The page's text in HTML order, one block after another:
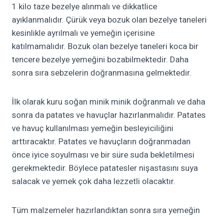
1 kilo taze bezelye alınmalı ve dikkatlice
ayıklanmalıdır. Çürük veya bozuk olan bezelye taneleri
kesinlikle ayrılmalı ve yemeğin içerisine
katılmamalıdır. Bozuk olan bezelye taneleri koca bir
tencere bezelye yemeğini bozabilmektedir. Daha
sonra sıra sebzelerin doğranmasına gelmektedir.
İlk olarak kuru soğan minik minik doğranmalı ve daha
sonra da patates ve havuçlar hazırlanmalıdır. Patates
ve havuç kullanılması yemeğin besleyiciliğini
arttıracaktır. Patates ve havuçların doğranmadan
önce iyice soyulması ve bir süre suda bekletilmesi
gerekmektedir. Böylece patatesler nişastasını suya
salacak ve yemek çok daha lezzetli olacaktır.
Tüm malzemeler hazırlandıktan sonra sıra yemeğin